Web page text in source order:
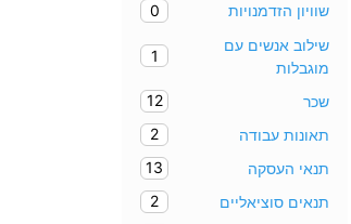
שוויון הזדמנויות
0
שילוב אנשים עם
מוגבלות
1
שכר
12
תאונות עבודה
2
תנאי העסקה
13
תנאים סוציאליים
2